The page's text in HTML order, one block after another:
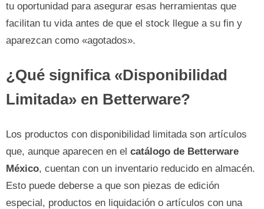
tu oportunidad para asegurar esas herramientas que
facilitan tu vida antes de que el stock llegue a su fin y
aparezcan como «agotados».
¿Qué significa «Disponibilidad
Limitada» en Betterware?
Los productos con disponibilidad limitada son artículos
que, aunque aparecen en el catálogo de Betterware
México, cuentan con un inventario reducido en almacén.
Esto puede deberse a que son piezas de edición
especial, productos en liquidación o artículos con una